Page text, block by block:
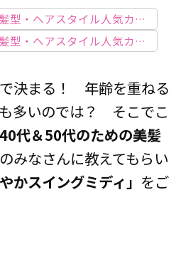
型・ヘアスタイル人気カタ
型・ヘアスタイル人気カタ
決まる！ 年齢を重ねる
多いのでは？ そこでこ
40代＆50代のための美髪
みなさんに教えてもらい
かスイングミディ」 をご